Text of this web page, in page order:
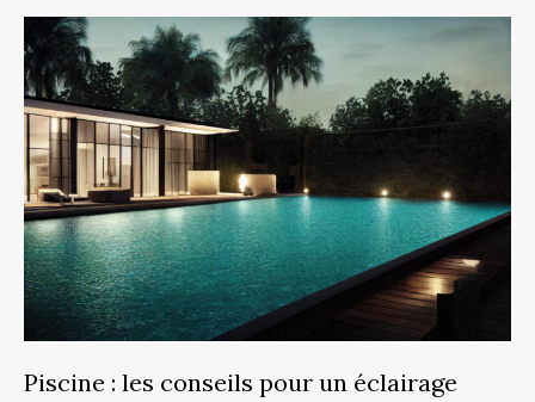
Piscine : les conseils pour un éclairage